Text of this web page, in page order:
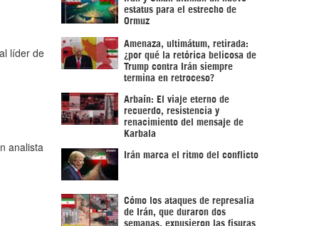
líder de
analista
estatus para el estrecho de
Ormuz
Amenaza, ultimátum, retirada:
¿por qué la retórica belicosa de
Trump contra Irán siempre
termina en retroceso?
Arbaín: El viaje eterno de
recuerdo, resistencia y
renacimiento del mensaje de
Karbala
Irán marca el ritmo del conflicto
Cómo los ataques de represalia
de Irán, que duraron dos
semanas, expusieron las fisuras